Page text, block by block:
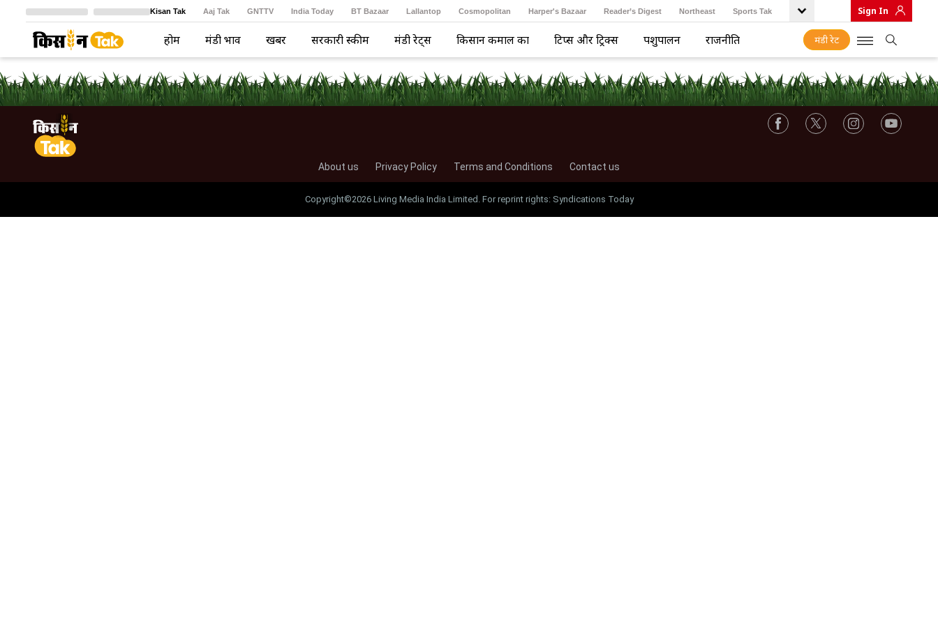
Kisan Tak Aaj Tak GNTTV India Today BT Bazaar Lallantop Cosmopolitan Harper's Bazaar Reader’s Digest Northeast Sports Tak
Crime Tak Astro Tak
Sign In
होम मंडी भाव खबरें सरकारी स्कीम मंडी रेट्स किसान कमाल का टिप्स और ट्रिक्स पशुपालन राजनीति मंडी रेट
About us Privacy Policy Terms and Conditions Contact us
Copyright©2026 Living Media India Limited. For reprint rights: Syndications Today